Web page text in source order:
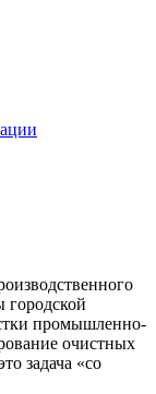
городской
промышленно-
очистных
задача «со